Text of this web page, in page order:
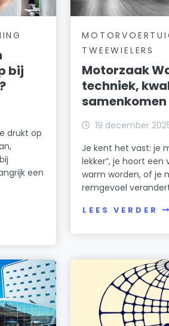
bij
drukt op
een
TWEEWIELERS
Motorzaak
techniek,
samenkomen
19 december
Je kent het vast: je
lekker”, je hoort
warm worden, of je
remgevoel
LEES VERDER